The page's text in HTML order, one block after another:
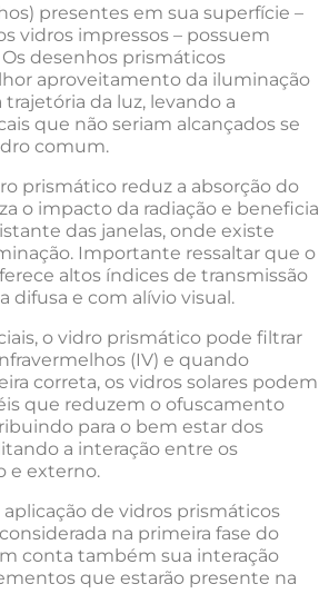
presentes em sua superfície –
vidros impressos – possuem
desenhos prismáticos
aproveitamento da iluminação
trajetória da luz, levando a
que não seriam alcançados se
comum.
prismático reduz a absorção do
o impacto da radiação e beneficia
das janelas, onde existe
Importante ressaltar que o
altos índices de transmissão
difusa e com alívio visual.
o vidro prismático pode filtrar
(IV) e quando
correta, os vidros solares podem
que reduzem o ofuscamento
para o bem estar dos
a interação entre os
e externo.
aplicação de vidros prismáticos
na primeira fase do
conta também sua interação
que estarão presente na